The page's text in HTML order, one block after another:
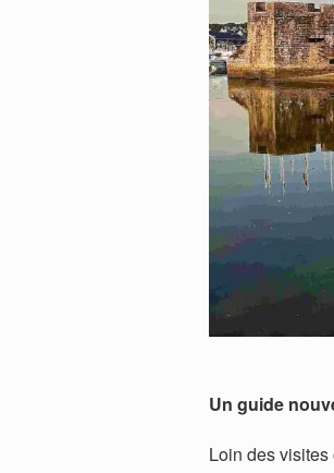
Un guide
Loin des